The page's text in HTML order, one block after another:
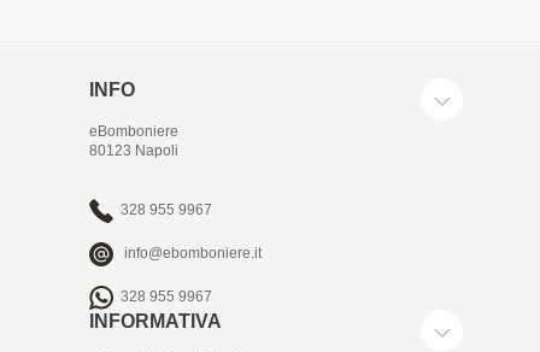
INFO
eBomboniere
80123 Napoli
328 955 9967
info@ebomboniere.it
328 955 9967
INFORMATIVA